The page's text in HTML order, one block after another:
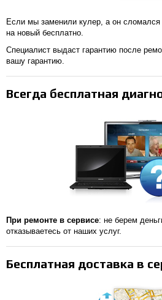
Если мы заменили кулер, а он
на новый бесплатно.
Специалист выдаст гарантию после
вашу гарантию.
Всегда бесплатная
При ремонте в сервисе: не берем
отказываетесь от наших услуг.
Бесплатная доставка в